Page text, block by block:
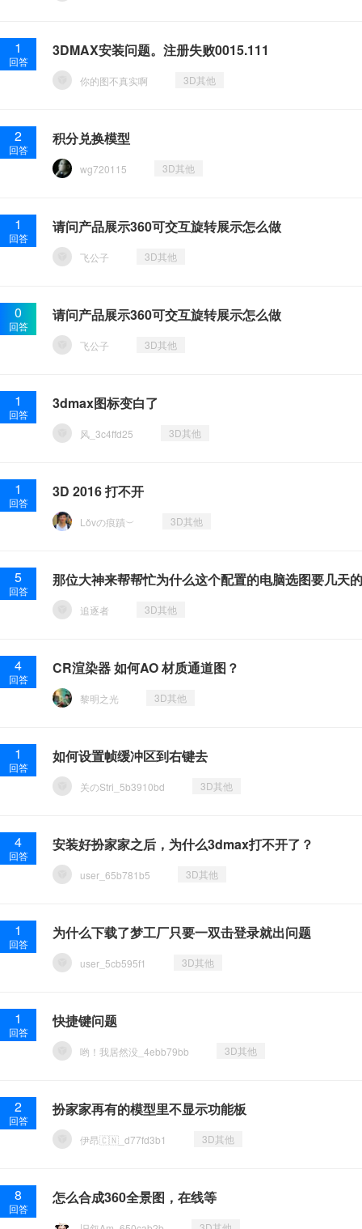
1
回答
3DMAX安装问题。注册失败0015.111
你的图不真实啊 3D其他
2
回答
积分兑换模型
wg720115 3D其他
1
回答
请问产品展示360可交互旋转展示怎么做
飞公子 3D其他
0
回答
请问产品展示360可交互旋转展示怎么做
飞公子 3D其他
1
回答
3dmax图标变白了
风_3c4ffd25 3D其他
1
回答
3D 2016 打不开
Lǒvの痕蹟︶ 3D其他
5
回答
那位大神来帮帮忙为什么这个配置的电脑选图要几天
追逐者 3D其他
4
回答
CR渲染器 如何AO 材质通道图？
黎明之光 3D其他
1
回答
如何设置帧缓冲区到右键去
关のStri_5b3910bd 3D其他
4
回答
安装好扮家家之后，为什么3dmax打不开了？
user_65b781b5 3D其他
1
回答
为什么下载了梦工厂只要一双击登录就出问题
user_5cb595f1 3D其他
1
回答
快捷键问题
哟！我居然没_4ebb79bb 3D其他
2
回答
扮家家再有的模型里不显示功能板
伊昂🇨🇳_d77fd3b1 3D其他
8
回答
怎么合成360全景图，在线等